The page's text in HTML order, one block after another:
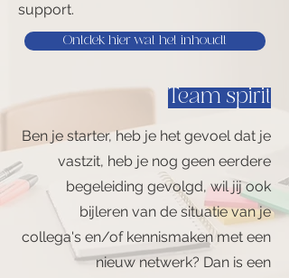
support.
Ontdek hier wat het inhoudt
Team spirit
Ben je starter, heb je het gevoel dat je
vastzit, heb je nog geen eerdere
begeleiding gevolgd, wil jij ook
bijleren van de situatie van je
collega's en/of kennismaken met een
nieuw netwerk? Dan is een